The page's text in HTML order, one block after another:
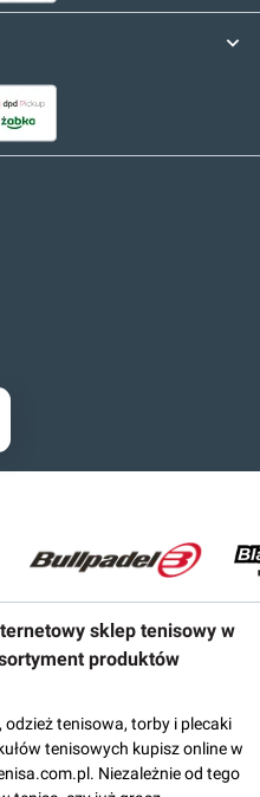
sklep tenisowy w
produktów
tenisowa, torby i plecaki
tenisowych kupisz online w
Niezależnie od tego